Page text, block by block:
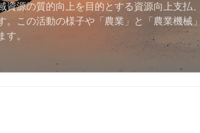
資源の質的向上を目的とする資源向上支払
この活動の様子や「農業」と「農業機械
す。